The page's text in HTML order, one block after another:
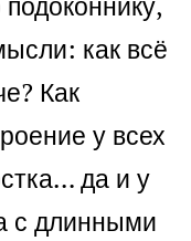
как всё
Как
у всех
да и у
с длинными